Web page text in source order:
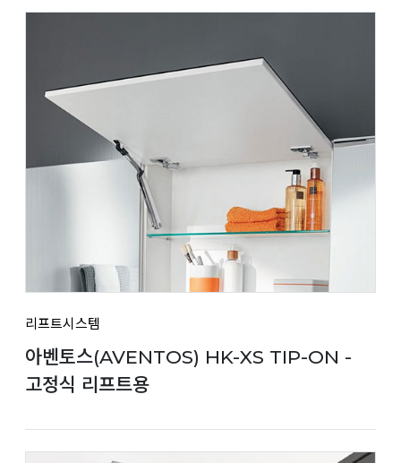
리프트시스템
아벤토스(AVENTOS) HK-XS TIP-ON -
고정식 리프트용